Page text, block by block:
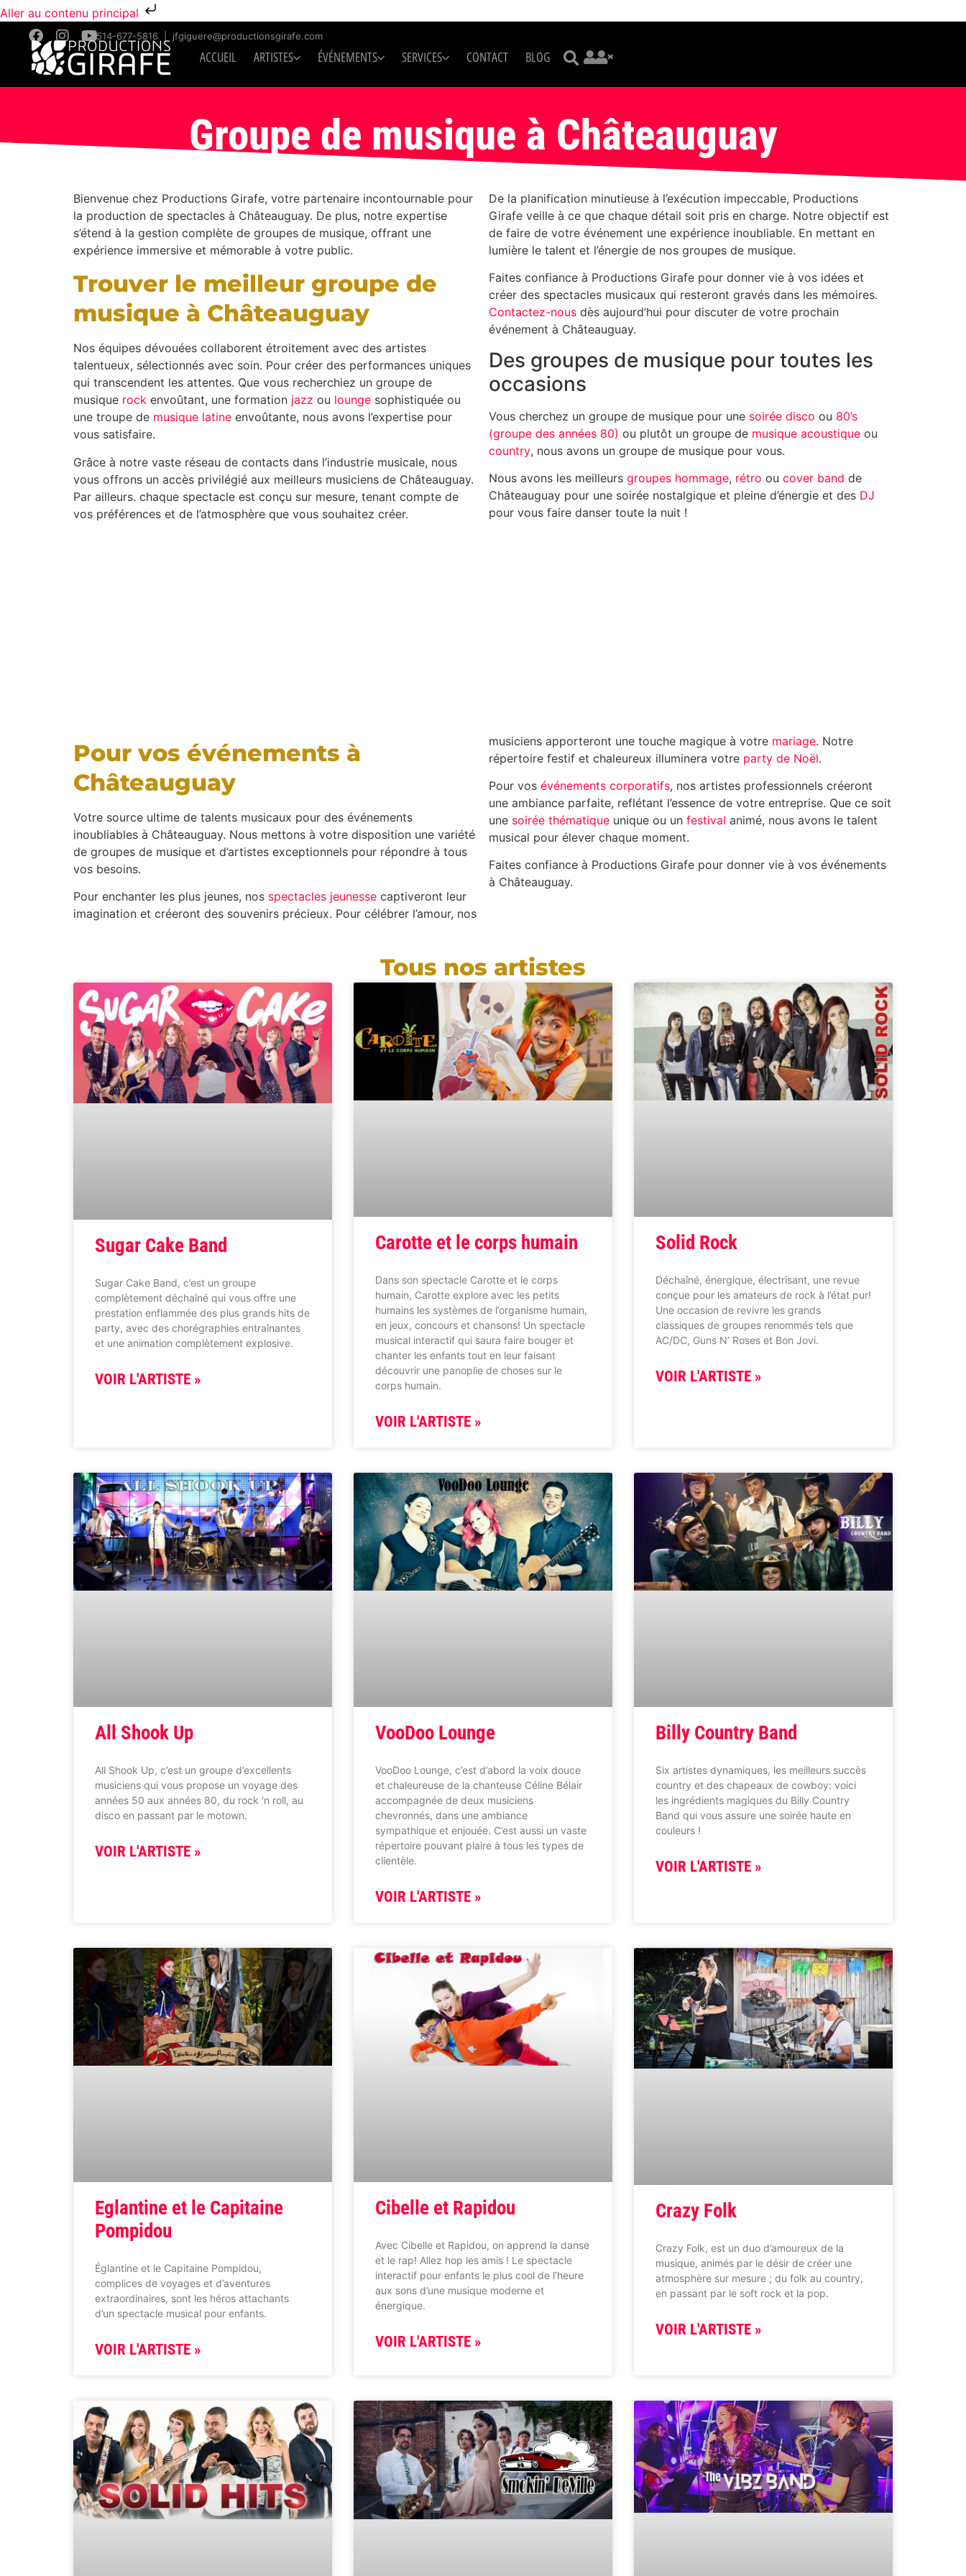
Aller au contenu principal
514-677-5816 jfgiguere@productionsgirafe.com
ACCUEIL ARTISTES ÉVÉNEMENTS SERVICES CONTACT BLOG
Groupe de musique à Châteauguay
Bienvenue chez Productions Girafe, votre partenaire incontournable pour
la production de spectacles à Châteauguay. De plus, notre expertise
s’étend à la gestion complète de groupes de musique, offrant une
expérience immersive et mémorable à votre public.
Trouver le meilleur groupe de
musique à Châteauguay
Nos équipes dévouées collaborent étroitement avec des artistes
talentueux, sélectionnés avec soin. Pour créer des performances uniques
qui transcendent les attentes. Que vous recherchiez un groupe de
musique rock envoûtant, une formation jazz ou lounge sophistiquée ou
une troupe de musique latine envoûtante, nous avons l’expertise pour
vous satisfaire.
Grâce à notre vaste réseau de contacts dans l’industrie musicale, nous
vous offrons un accès privilégié aux meilleurs musiciens de Châteauguay.
Par ailleurs. chaque spectacle est conçu sur mesure, tenant compte de
vos préférences et de l’atmosphère que vous souhaitez créer.
De la planification minutieuse à l’exécution impeccable, Productions
Girafe veille à ce que chaque détail soit pris en charge. Notre objectif est
de faire de votre événement une expérience inoubliable. En mettant en
lumière le talent et l’énergie de nos groupes de musique.
Faites confiance à Productions Girafe pour donner vie à vos idées et
créer des spectacles musicaux qui resteront gravés dans les mémoires.
Contactez-nous dès aujourd’hui pour discuter de votre prochain
événement à Châteauguay.
Des groupes de musique pour toutes les
occasions
Vous cherchez un groupe de musique pour une soirée disco ou 80’s
(groupe des années 80) ou plutôt un groupe de musique acoustique ou
country, nous avons un groupe de musique pour vous.
Nous avons les meilleurs groupes hommage, rétro ou cover band de
Châteauguay pour une soirée nostalgique et pleine d’énergie et des DJ
pour vous faire danser toute la nuit !
Pour vos événements à
Châteauguay
Votre source ultime de talents musicaux pour des événements
inoubliables à Châteauguay. Nous mettons à votre disposition une variété
de groupes de musique et d’artistes exceptionnels pour répondre à tous
vos besoins.
Pour enchanter les plus jeunes, nos spectacles jeunesse captiveront leur
imagination et créeront des souvenirs précieux. Pour célébrer l’amour, nos
musiciens apporteront une touche magique à votre mariage. Notre
répertoire festif et chaleureux illuminera votre party de Noël.
Pour vos événements corporatifs, nos artistes professionnels créeront
une ambiance parfaite, reflétant l’essence de votre entreprise. Que ce soit
une soirée thématique unique ou un festival animé, nous avons le talent
musical pour élever chaque moment.
Faites confiance à Productions Girafe pour donner vie à vos événements
à Châteauguay.
Tous nos artistes
Sugar Cake Band
Sugar Cake Band, c’est un groupe
complètement déchaîné qui vous offre une
prestation enflammée des plus grands hits de
party, avec des chorégraphies entraînantes
et une animation complètement explosive.
VOIR L'ARTISTE »
Carotte et le corps humain
Dans son spectacle Carotte et le corps
humain, Carotte explore avec les petits
humains les systèmes de l’organisme humain,
en jeux, concours et chansons! Un spectacle
musical interactif qui saura faire bouger et
chanter les enfants tout en leur faisant
découvrir une panoplie de choses sur le
corps humain.
VOIR L'ARTISTE »
Solid Rock
Déchaîné, énergique, électrisant, une revue
conçue pour les amateurs de rock à l’état pur!
Une occasion de revivre les grands
classiques de groupes renommés tels que
AC/DC, Guns N’ Roses et Bon Jovi.
VOIR L'ARTISTE »
All Shook Up
All Shook Up, c’est un groupe d’excellents
musiciens qui vous propose un voyage des
années 50 aux années 80, du rock ‘n roll, au
disco en passant par le motown.
VOIR L'ARTISTE »
VooDoo Lounge
VooDoo Lounge, c’est d’abord la voix douce
et chaleureuse de la chanteuse Céline Bélair
accompagnée de deux musiciens
chevronnés, dans une ambiance
sympathique et enjouée. C’est aussi un vaste
répertoire pouvant plaire à tous les types de
clientèle.
VOIR L'ARTISTE »
Billy Country Band
Six artistes dynamiques, les meilleurs succès
country et des chapeaux de cowboy: voici
les ingrédients magiques du Billy Country
Band qui vous assure une soirée haute en
couleurs !
VOIR L'ARTISTE »
Eglantine et le Capitaine
Pompidou
Églantine et le Capitaine Pompidou,
complices de voyages et d’aventures
extraordinaires, sont les héros attachants
d’un spectacle musical pour enfants.
VOIR L'ARTISTE »
Cibelle et Rapidou
Avec Cibelle et Rapidou, on apprend la danse
et le rap! Allez hop les amis ! Le spectacle
interactif pour enfants le plus cool de l’heure
aux sons d’une musique moderne et
énergique.
VOIR L'ARTISTE »
Crazy Folk
Crazy Folk, est un duo d’amoureux de la
musique, animés par le désir de créer une
atmosphère sur mesure ; du folk au country,
en passant par le soft rock et la pop.
VOIR L'ARTISTE »